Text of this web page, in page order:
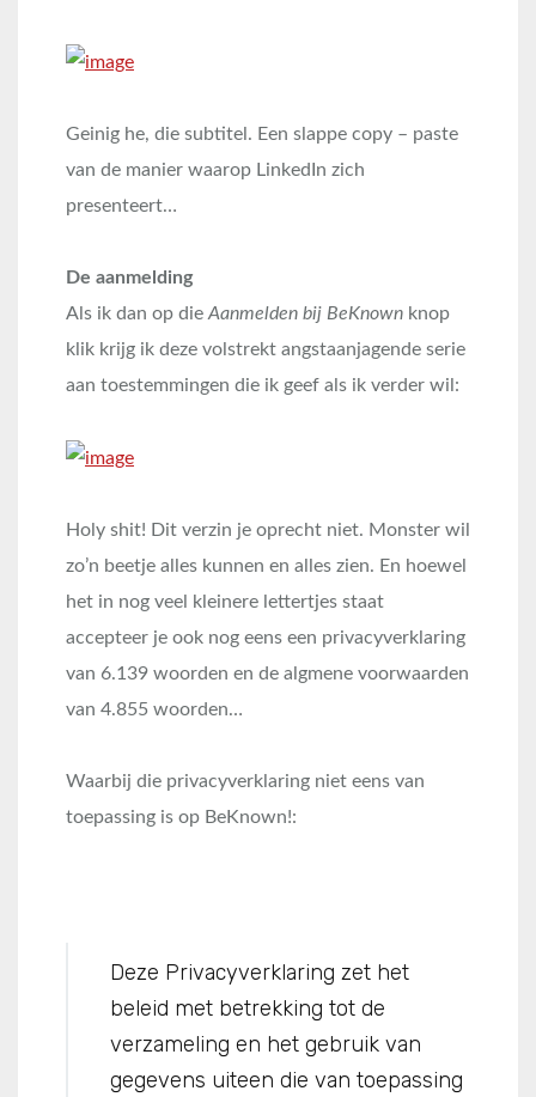
Geinig he, die subtitel. Een slappe copy – paste
van de manier waarop LinkedIn zich
presenteert…
De aanmelding
Als ik dan op die Aanmelden bij BeKnown knop
klik krijg ik deze volstrekt angstaanjagende serie
aan toestemmingen die ik geef als ik verder wil:
Holy shit! Dit verzin je oprecht niet. Monster wil
zo’n beetje alles kunnen en alles zien. En hoewel
het in nog veel kleinere lettertjes staat
accepteer je ook nog eens een privacyverklaring
van 6.139 woorden en de algmene voorwaarden
van 4.855 woorden…
Waarbij die privacyverklaring niet eens van
toepassing is op BeKnown!:
Deze Privacyverklaring zet het
beleid met betrekking tot de
verzameling en het gebruik van
gegevens uiteen die van toepassing